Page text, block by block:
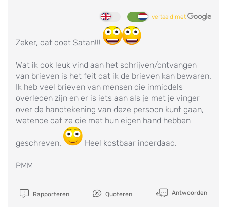
vertaald met
Zeker, dat doet Satan!!!
Wat ik ook leuk vind aan het schrijven/ontvangen
van brieven is het feit dat ik de brieven kan bewaren.
Ik heb veel brieven van mensen die inmiddels
overleden zijn en er is iets aan als je met je vinger
over de handtekening van deze persoon kunt gaan,
wetende dat ze die met hun eigen hand hebben
geschreven. Heel kostbaar inderdaad.
PMM
Rapporteren Quoteren Antwoorden